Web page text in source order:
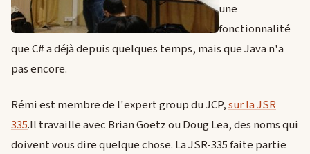
une
fonctionnalité
que C# a déjà depuis quelques temps, mais que Java n'a
pas encore.
Rémi est membre de l'expert group du JCP,sur la JSR
335.Il travaille avec Brian Goetz ou Doug Lea, des noms qui
doivent vous dire quelque chose. La JSR-335 faite partie